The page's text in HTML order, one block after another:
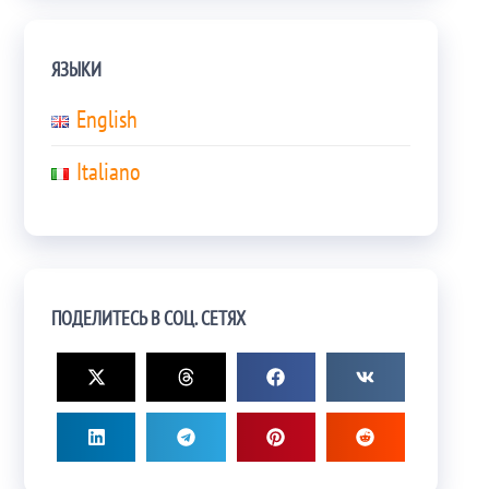
ЯЗЫКИ
English
Italiano
ПОДЕЛИТЕСЬ В СОЦ. СЕТЯХ